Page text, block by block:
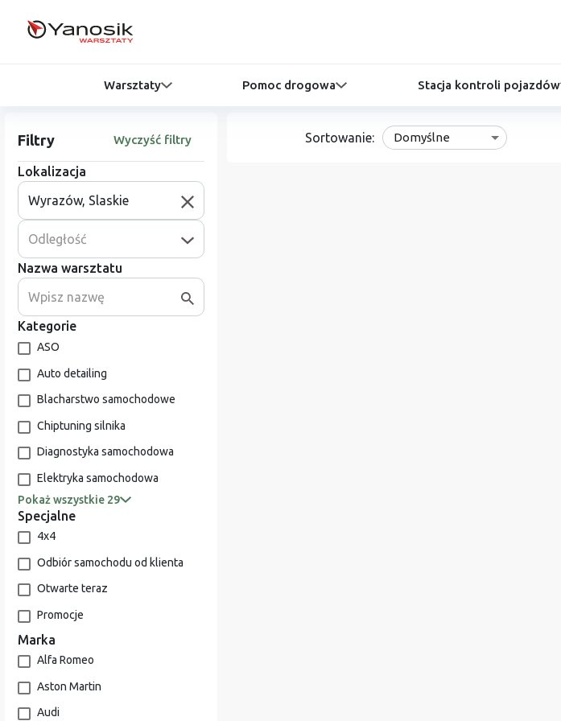
Warsztaty Pomoc drogowa Stacja kontroli pojazdów
Filtry Wyczyść filtry
Lokalizacja
Odległość
Nazwa warsztatu
Kategorie
ASO
Auto detailing
Blacharstwo samochodowe
Chiptuning silnika
Diagnostyka samochodowa
Elektryka samochodowa
Pokaż wszystkie 29
Specjalne
4x4
Odbiór samochodu od klienta
Otwarte teraz
Promocje
Marka
Alfa Romeo
Aston Martin
Audi
Sortowanie: Domyślne